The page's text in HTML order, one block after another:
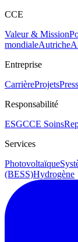
CCE
Valeur & Mission
mondialeAutriche
Entreprise
CarrièreProjets
Responsabilité
ESGCCE Soins
Services
Photovoltaïque
(BESS)Hydrogène